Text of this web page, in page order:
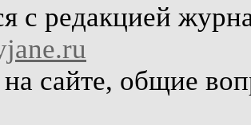
с редакцией
на сайте, общие